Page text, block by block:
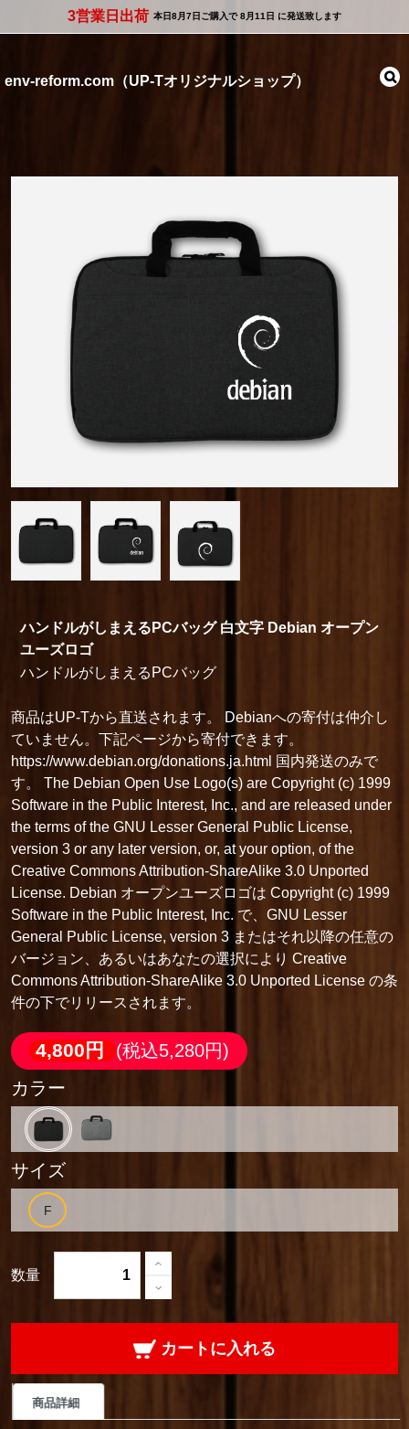
3営業日出荷 本日8月7日 ご購入で8月11日 に発送致します
env-reform.com（UP-Tオリジナルショップ）
ハンドルがしまえるPCバッグ 白文字 Debian オープン
ユーズロゴ
ハンドルがしまえるPCバッグ
商品はUP-Tから直送されます。 Debianへの寄付は仲介し
ていません。下記ページから寄付できます。
https://www.debian.org/donations.ja.html 国内発送のみで
す。 The Debian Open Use Logo(s) are Copyright (c) 1999
Software in the Public Interest, Inc., and are released under
the terms of the GNU Lesser General Public License,
version 3 or any later version, or, at your option, of the
Creative Commons Attribution-ShareAlike 3.0 Unported
License. Debian オープンユーズロゴは Copyright (c) 1999
Software in the Public Interest, Inc. で、GNU Lesser
General Public License, version 3 またはそれ以降の任意の
バージョン、あるいはあなたの選択により Creative
Commons Attribution-ShareAlike 3.0 Unported License の条
件の下でリリースされます。
4,800円
(税込5,280円)
カラー
サイズ
数量
カートに入れる
商品詳細